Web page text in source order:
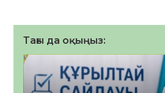
Тағы да оқыңыз: